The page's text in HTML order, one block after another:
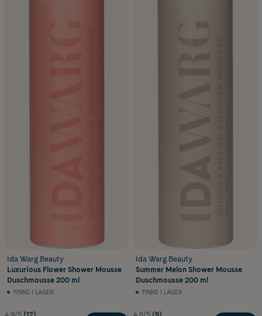
Ida Warg Beauty
Luxurious Flower Shower Mousse
Duschmousse 200 ml
FINNS I LAGER
Ida Warg Beauty
Summer Melon Shower Mousse
Duschmousse 200 ml
FINNS I LAGER